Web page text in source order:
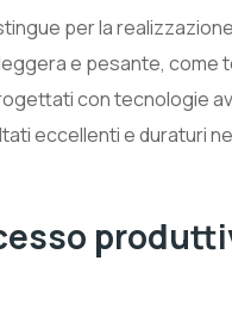
per la
e pesante, come
con tecnologie
eccellenti e duraturi